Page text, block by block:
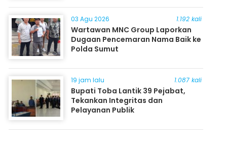
03 Agu 2026 1.192 kali
Wartawan MNC Group Laporkan
Dugaan Pencemaran Nama Baik ke
Polda Sumut
19 jam lalu 1.087 kali
Bupati Toba Lantik 39 Pejabat,
Tekankan Integritas dan
Pelayanan Publik